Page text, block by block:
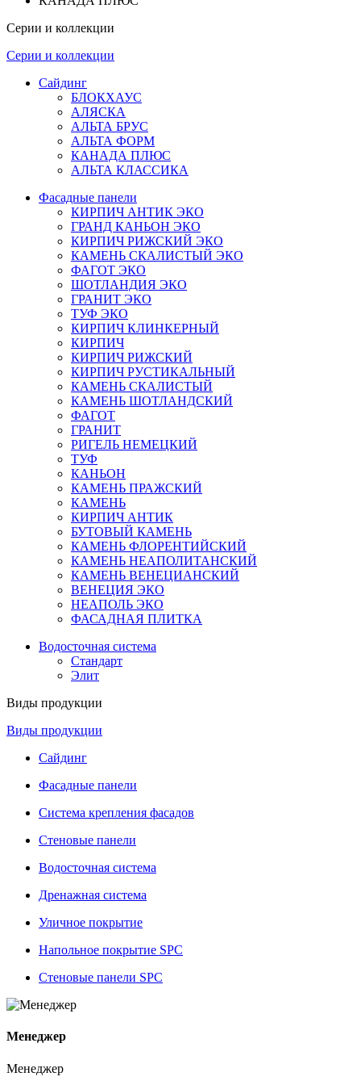
Серии и коллекции
Серии и коллекции
Сайдинг
БЛОКХАУС
АЛЯСКА
АЛЬТА БРУС
АЛЬТА ФОРМ
КАНАДА ПЛЮС
АЛЬТА КЛАССИКА
Фасадные панели
КИРПИЧ АНТИК ЭКО
ГРАНД КАНЬОН ЭКО
КИРПИЧ РИЖСКИЙ ЭКО
КАМЕНЬ СКАЛИСТЫЙ ЭКО
ФАГОТ ЭКО
ШОТЛАНДИЯ ЭКО
ГРАНИТ ЭКО
ТУФ ЭКО
КИРПИЧ КЛИНКЕРНЫЙ
КИРПИЧ
КИРПИЧ РИЖСКИЙ
КИРПИЧ РУСТИКАЛЬНЫЙ
КАМЕНЬ СКАЛИСТЫЙ
КАМЕНЬ ШОТЛАНДСКИЙ
ФАГОТ
ГРАНИТ
РИГЕЛЬ НЕМЕЦКИЙ
ТУФ
КАНЬОН
КАМЕНЬ ПРАЖСКИЙ
КАМЕНЬ
КИРПИЧ АНТИК
БУТОВЫЙ КАМЕНЬ
КАМЕНЬ ФЛОРЕНТИЙСКИЙ
КАМЕНЬ НЕАПОЛИТАНСКИЙ
КАМЕНЬ ВЕНЕЦИАНСКИЙ
ВЕНЕЦИЯ ЭКО
НЕАПОЛЬ ЭКО
ФАСАДНАЯ ПЛИТКА
Водосточная система
Стандарт
Элит
Виды продукции
Виды продукции
Сайдинг
Фасадные панели
Система крепления фасадов
Стеновые панели
Водосточная система
Дренажная система
Уличное покрытие
Напольное покрытие SPC
Стеновые панели SPC
Менеджер
Менеджер